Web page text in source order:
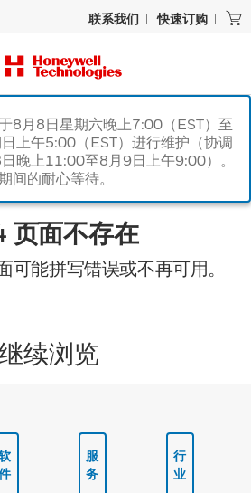
联系我们 快速订购
8月8日星期六晚上7:00（EST）至
上午5:00（EST）进行维护（协调
晚上11:00至8月9日上午9:00）。
间的耐心等待。
页面不存在
可能拼写错误或不再可用。
续浏览
服
务
行
业